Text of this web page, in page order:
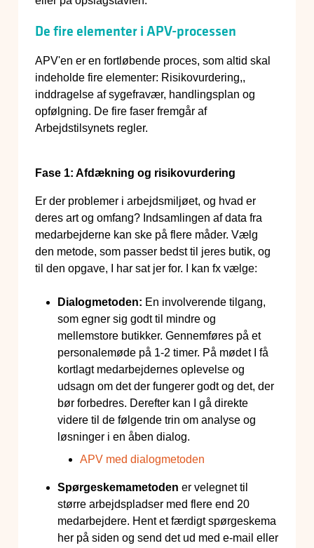
De fire elementer i APV-processen
APV'en er en fortløbende proces, som altid skal
indeholde fire elementer: Risikovurdering,,
inddragelse af sygefravær, handlingsplan og
opfølgning. De fire faser fremgår af
Arbejdstilsynets regler.
Fase 1: Afdækning og risikovurdering
Er der problemer i arbejdsmiljøet, og hvad er
deres art og omfang? Indsamlingen af data fra
medarbejderne kan ske på flere måder. Vælg
den metode, som passer bedst til jeres butik, og
til den opgave, I har sat jer for. I kan fx vælge:
Dialogmetoden: En involverende tilgang,
som egner sig godt til mindre og
mellemstore butikker. Gennemføres på et
personalemøde på 1-2 timer. På mødet I få
kortlagt medarbejdernes oplevelse og
udsagn om det der fungerer godt og det, der
bør forbedres. Derefter kan I gå direkte
videre til de følgende trin om analyse og
løsninger i en åben dialog.
APV med dialogmetoden
Spørgeskemametoden er velegnet til
større arbejdspladser med flere end 20
medarbejdere. Hent et færdigt spørgeskema
her på siden og send det ud med e-mail eller